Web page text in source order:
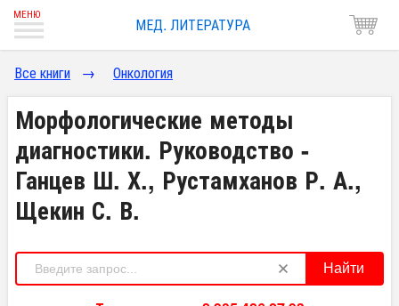
МЕД. ЛИТЕРАТУРА
Все книги → Онкология
Морфологические методы
диагностики. Руководство -
Ганцев Ш. Х., Рустамханов Р. А.,
Щекин С. В.
Найти